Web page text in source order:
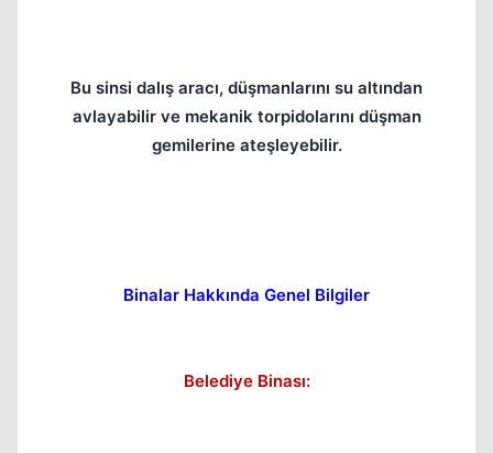
Bu sinsi dalış aracı, düşmanlarını su altından
avlayabilir ve mekanik torpidolarını düşman
gemilerine ateşleyebilir.
Binalar Hakkında Genel Bilgiler
Belediye Binası: